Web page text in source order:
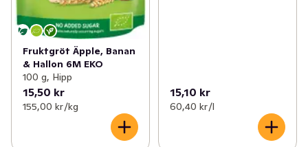
Fruktgröt Äpple, Banan
& Hallon 6M EKO
100 g, Hipp
15,50 kr
155,00 kr /kg
15,10 kr
60,40 kr /l